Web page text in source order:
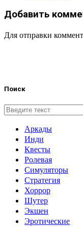
Добавить
Для отправки
Поиск
Аркады
Инди
Квесты
Ролевая
Симуляторы
Стратегия
Хоррор
Шутер
Экшен
Эротические